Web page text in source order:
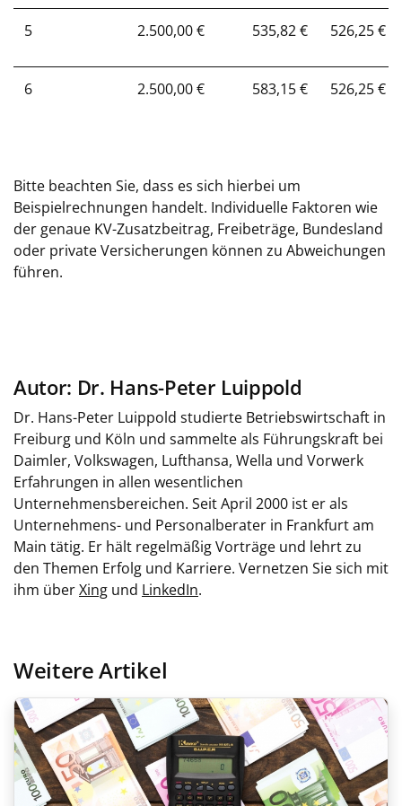
5 2.500,00 € 535,82 € 526,25 €
6 2.500,00 € 583,15 € 526,25 €
Bitte beachten Sie, dass es sich hierbei um
Beispielrechnungen handelt. Individuelle Faktoren wie
der genaue KV-Zusatzbeitrag, Freibeträge, Bundesland
oder private Versicherungen können zu Abweichungen
führen.
Autor: Dr. Hans-Peter Luippold
Dr. Hans-Peter Luippold studierte Betriebswirtschaft in
Freiburg und Köln und sammelte als Führungskraft bei
Daimler, Volkswagen, Lufthansa, Wella und Vorwerk
Erfahrungen in allen wesentlichen
Unternehmensbereichen. Seit April 2000 ist er als
Unternehmens- und Personalberater in Frankfurt am
Main tätig. Er hält regelmäßig Vorträge und lehrt zu
den Themen Erfolg und Karriere. Vernetzen Sie sich mit
ihm überXing und LinkedIn.
Weitere Artikel